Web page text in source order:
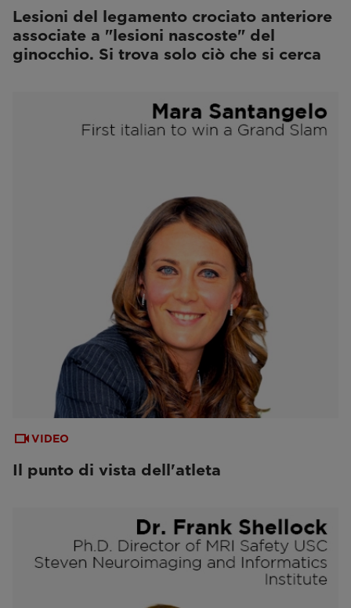
Lesioni del legamento crociato anteriore
associate a "lesioni nascoste" del
ginocchio. Si trova solo ciò che si cerca
VIDEO
Il punto di vista dell'atleta